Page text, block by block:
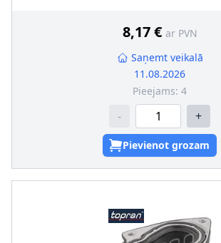
8,17 € ar PVN
Saņemt veikalā
11.08.2026
Pieejams: 4
- +
Pievienot grozam